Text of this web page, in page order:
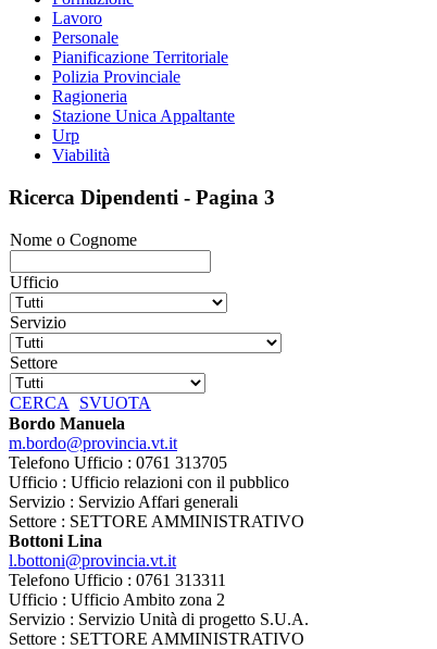
Lavoro
Personale
Pianificazione Territoriale
Polizia Provinciale
Ragioneria
Stazione Unica Appaltante
Urp
Viabilità
Ricerca Dipendenti - Pagina 3
Nome o Cognome
Ufficio
Servizio
Settore
CERCA
SVUOTA
Bordo Manuela
m.bordo@provincia.vt.it
Telefono Ufficio : 0761 313705
Ufficio : Ufficio relazioni con il pubblico
Servizio : Servizio Affari generali
Settore : SETTORE AMMINISTRATIVO
Bottoni Lina
l.bottoni@provincia.vt.it
Telefono Ufficio : 0761 313311
Ufficio : Ufficio Ambito zona 2
Servizio : Servizio Unità di progetto S.U.A.
Settore : SETTORE AMMINISTRATIVO